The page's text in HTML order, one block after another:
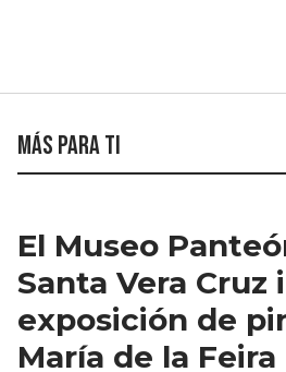
Más para ti
El Museo
Santa Vera Cruz
exposición de
María de la Feira